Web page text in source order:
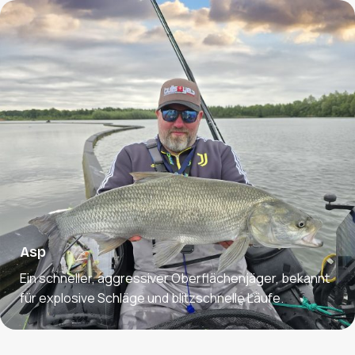
Asp
Ein schneller, aggressiver Oberflächenjäger, bekannt
für explosive Schläge und blitzschnelle Läufe.